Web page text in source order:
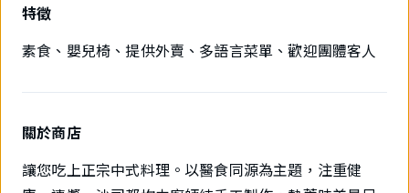
特徵
素食、嬰兒椅、提供外賣、多語言菜單、歡迎團體客人
關於商店
讓您吃上正宗中式料理。以醫食同源為主題，注重健